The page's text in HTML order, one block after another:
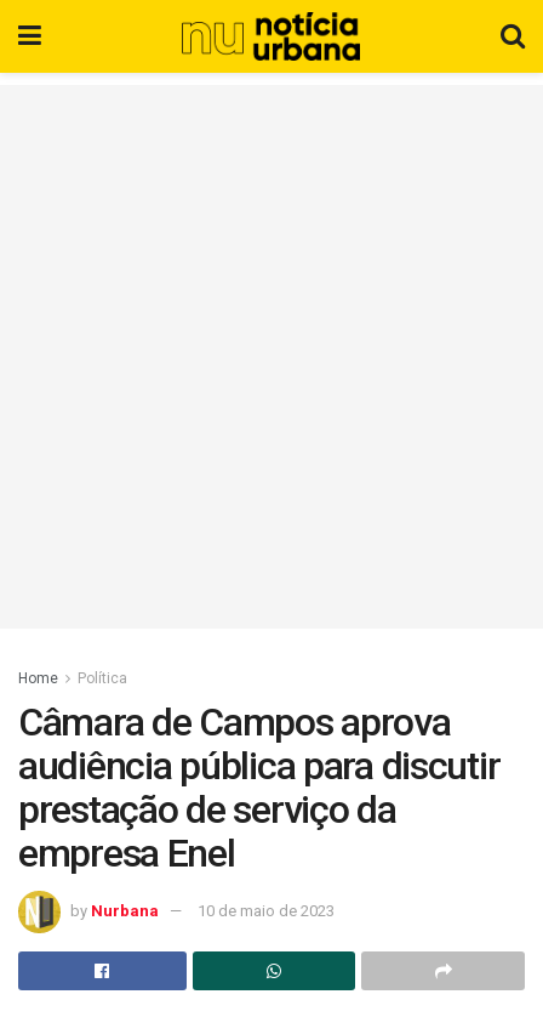
Home Política
Câmara de Campos aprova
audiência pública para discutir
prestação de serviço da
empresa Enel
by Nurbana 10 de maio de 2023